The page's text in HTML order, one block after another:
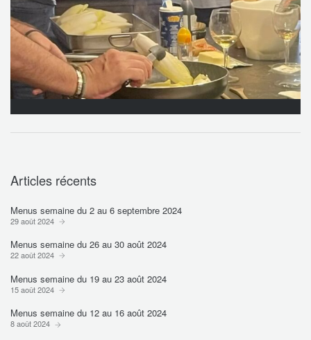
Articles récents
Menus semaine du 2 au 6 septembre 2024
29 août 2024
Menus semaine du 26 au 30 août 2024
22 août 2024
Menus semaine du 19 au 23 août 2024
15 août 2024
Menus semaine du 12 au 16 août 2024
8 août 2024